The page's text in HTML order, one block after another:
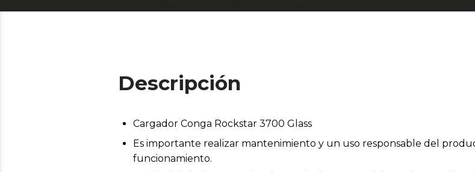
Descripción
Cargador Conga Rockstar 3700 Glass
Es importante realizar mantenimiento y un uso responsable del
funcionamiento.